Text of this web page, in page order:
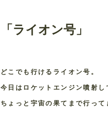
「ライオン号」
どこでも行けるライオン号。
今日はロケットエンジン噴射し
ちょっと宇宙の果てまで行って